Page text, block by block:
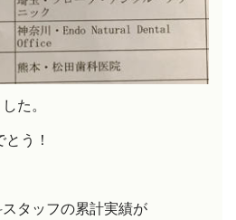
た。
う！
タッフの累計実績が